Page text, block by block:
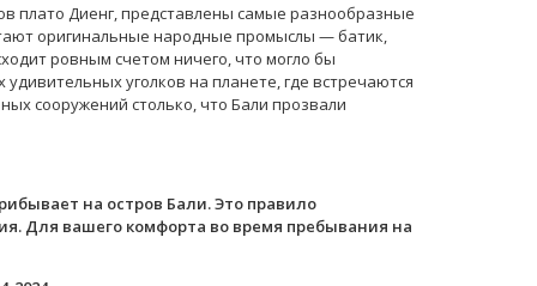
плато Диенг, представлены самые разнообразные
оригинальные народные промыслы — батик,
ровным счетом ничего, что могло бы
уголков на планете, где встречаются
сооружений столько, что Бали прозвали
на остров Бали. Это правило
Для вашего комфорта во время пребывания на